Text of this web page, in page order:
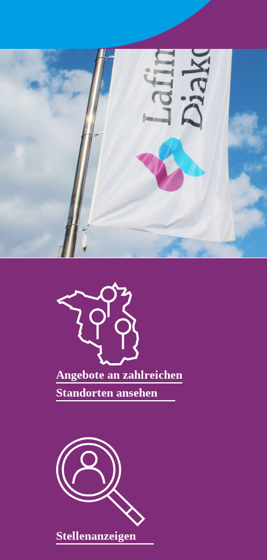
Angebote an zahlreichen
Standorten ansehen
Stellenanzeigen